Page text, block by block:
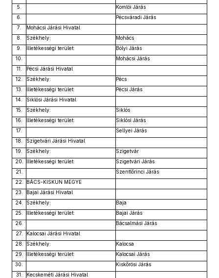
5.
Komlói Járás
6.
Pécsváradi Járás
7.
Mohácsi Járási Hivatal
8.
Székhely:
Mohács
9.
Illetékességi terület:
Bólyi Járás
10.
Mohácsi Járás
11.
Pécsi Járási Hivatal
12.
Székhely:
Pécs
13.
Illetékességi terület:
Pécsi Járás
14.
Siklósi Járási Hivatal
15.
Székhely:
Siklós
16.
Illetékességi terület:
Siklósi Járás
17.
Sellyei Járás
18.
Szigetvári Járási Hivatal
19.
Székhely:
Szigetvár
20.
Illetékességi terület:
Szigetvári Járás
21.
Szentlőrinci Járás
22.
BÁCS-KISKUN MEGYE
23.
Bajai Járási Hivatal
24.
Székhely:
Baja
25.
Illetékességi terület:
Bajai Járás
26.
Bácsalmási Járás
27.
Kalocsai Járási Hivatal
28.
Székhely:
Kalocsa
29.
Illetékességi terület:
Kalocsai Járás
30.
Kiskőrösi Járás
31.
Kecskeméti Járási Hivatal